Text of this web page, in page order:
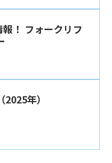
！ フォークリフ
年）